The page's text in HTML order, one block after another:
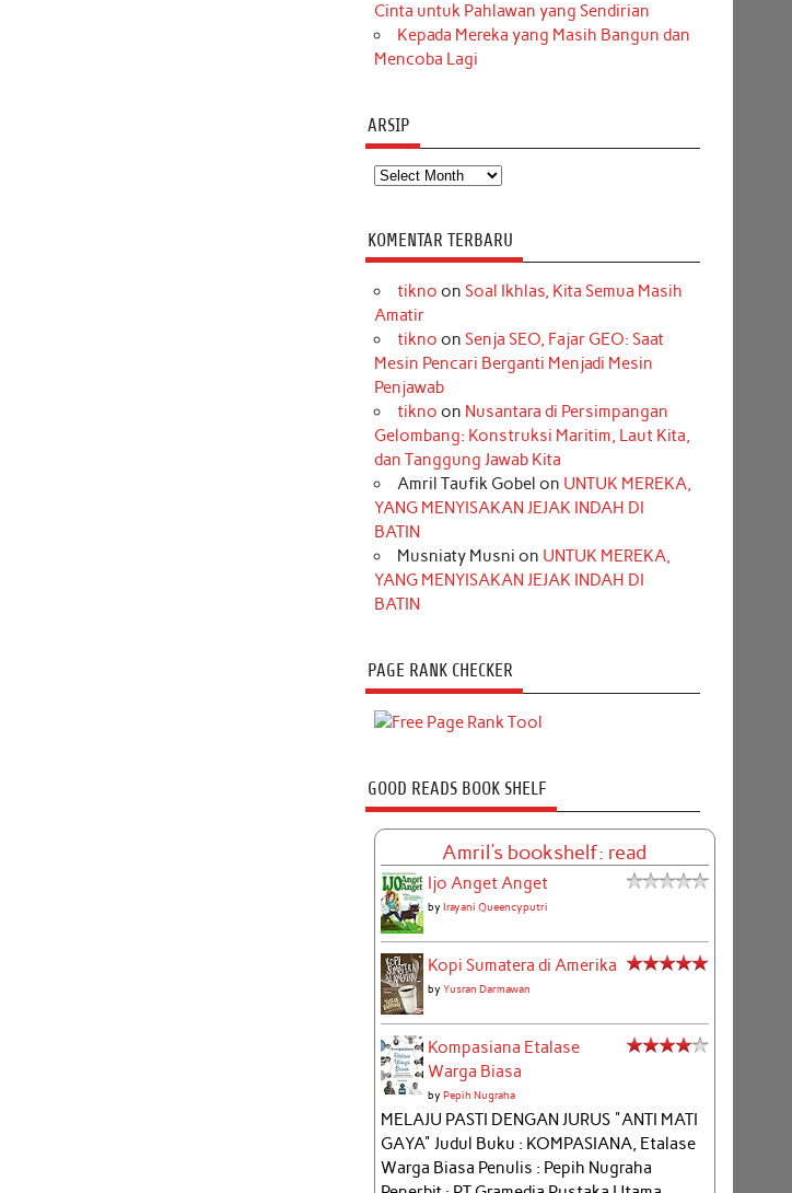
Cinta untuk Pahlawan yang Sendirian
Kepada Mereka yang Masih Bangun dan
Mencoba Lagi
ARSIP
Arsip
KOMENTAR TERBARU
tikno on Soal Ikhlas, Kita Semua Masih
Amatir
tikno on Senja SEO, Fajar GEO: Saat
Mesin Pencari Berganti Menjadi Mesin
Penjawab
tikno on Nusantara di Persimpangan
Gelombang: Konstruksi Maritim, Laut Kita,
dan Tanggung Jawab Kita
Amril Taufik Gobel on UNTUK MEREKA,
YANG MENYISAKAN JEJAK INDAH DI
BATIN
Musniaty Musni on UNTUK MEREKA,
YANG MENYISAKAN JEJAK INDAH DI
BATIN
PAGE RANK CHECKER
GOOD READS BOOK SHELF
Amril's bookshelf: read
Ijo Anget Anget
by Irayani Queencyputri
Kopi Sumatera di Amerika
by Yusran Darmawan
Kompasiana Etalase
Warga Biasa
by Pepih Nugraha
MELAJU PASTI DENGAN JURUS "ANTI MATI
GAYA" Judul Buku : KOMPASIANA, Etalase
Warga Biasa Penulis : Pepih Nugraha